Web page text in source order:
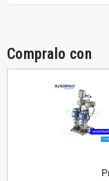
Compralo con